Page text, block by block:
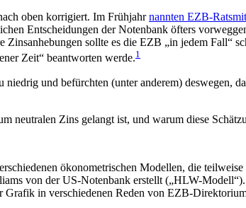
oben korrigiert. Im Frühjahrnannten EZB-
Entscheidungen der Notenbank öfters
sollte es die EZB „in jedem Fall“
Zeit“ beantworten werde.1
und befürchten (unter anderem) deswegen,
neutralen Zins gelangt ist, und warum diese
ökonometrischen Modellen, die
von der US-Notenbank erstellt („HLW-
Grafik in verschiedenen Reden von EZB-